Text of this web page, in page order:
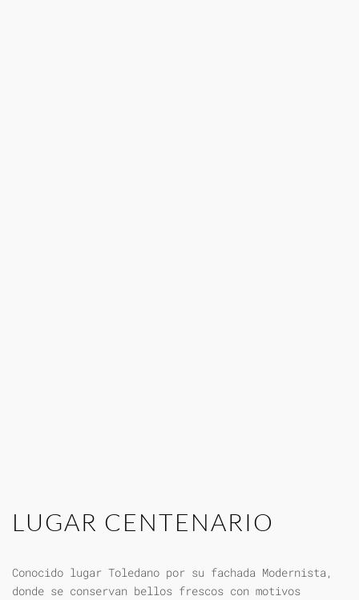
LUGAR CENTENARIO
Conocido lugar Toledano por su fachada Modernista,
donde se conservan bellos frescos con motivos